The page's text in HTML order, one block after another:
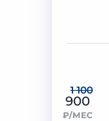
1 100
900
₽/МЕС